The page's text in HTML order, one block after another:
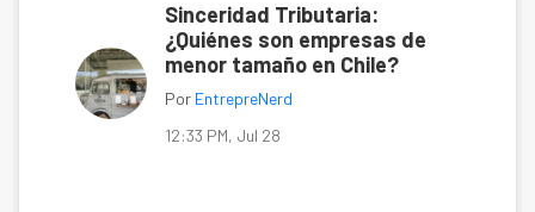
Sinceridad Tributaria:
¿Quiénes son empresas de
menor tamaño en Chile?
Por EntrepreNerd
12:33 PM, Jul 28